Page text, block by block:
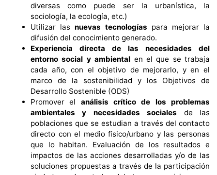
diversas como puede ser la urbanística, la
sociología, la ecología, etc.)
Utilizar las nuevas tecnologías para mejorar la
difusión del conocimiento generado.
Experiencia directa de las necesidades del
entorno social y ambiental en el que se trabaja
cada año, con el objetivo de mejorarlo, y en el
marco de la sostenibilidad y los Objetivos de
Desarrollo Sostenible (ODS)
Promover el análisis crítico de los problemas
ambientales y necesidades sociales de las
poblaciones que se estudian a través del contacto
directo con el medio físico/urbano y las personas
que lo habitan. Evaluación de los resultados e
impactos de las acciones desarrolladas y/o de las
soluciones propuestas a través de la participación